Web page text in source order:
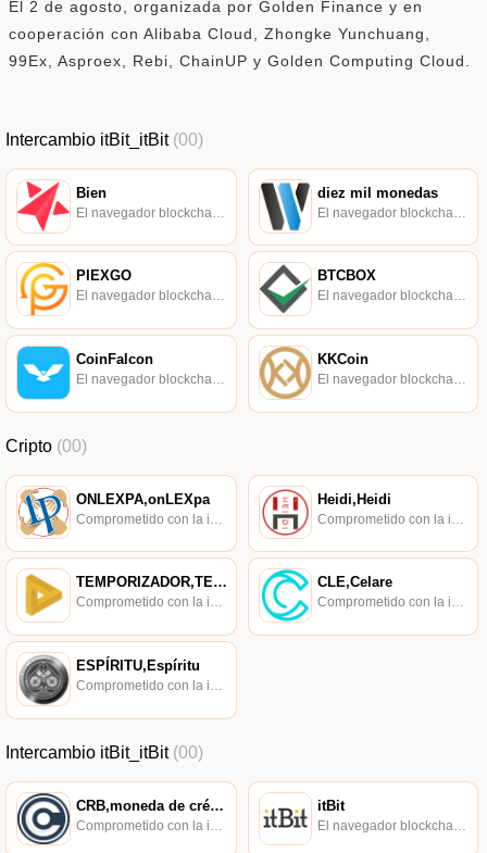
El 2 de agosto, organizada por Golden Finance y en
cooperación con Alibaba Cloud, Zhongke Yunchuang,
99Ex, Asproex, Rebi, ChainUP y Golden Computing Cloud.
Intercambio itBit_itBit (00)
Bien diez mil monedas
PIEXGO
El navegador blockchain soportado oficialmente por Ethereum, consulta de transacciones en tiempo real.
BTCBOX
El navegador blockchain soportado oficialmente por Ethereum, consulta de transacciones en tiempo real.
CoinFalcon
El navegador blockchain soportado oficialmente por Ethereum, consulta de transacciones en tiempo real.
KKCoin
El navegador blockchain soportado oficialmente por Ethereum, consulta de transacciones en tiempo real.
Cripto (00)
ONLEXPA,onLEXpa Heidi,Heidi
TEMPORIZADOR,TEMPORIZADOR
Comprometido con la investigación de políticas en los campos de las nuevas finanzas, las finanzas internacionales y los mercados financieros.
CLE,Celare
Comprometido con la investigación de políticas en los campos de las nuevas finanzas, las finanzas internacionales y los mercados financieros.
ESPÍRITU,Espíritu
Comprometido con la investigación de políticas en los campos de las nuevas finanzas, las finanzas internacionales y los mercados financieros.
Intercambio itBit_itBit (00)
CRB,moneda de crédito,Creditbit itBit